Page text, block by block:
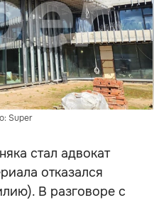
Super
стал адвокат
отказался
В разговоре с